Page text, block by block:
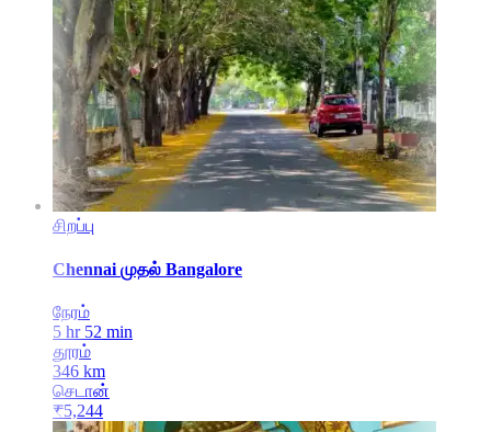
சிறப்பு
Chennai முதல் Bangalore
நேரம்
5 hr 52 min
தூரம்
346 km
செடான்
₹5,244